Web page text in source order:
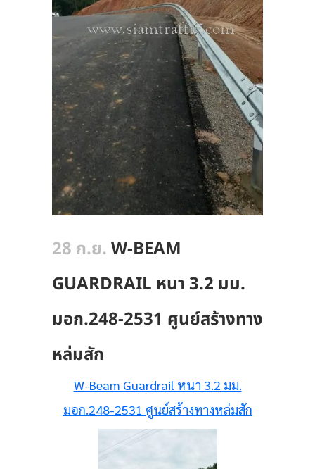
28 ก.ย.W-BEAM
GUARDRAIL หนา 3.2 มม.
มอก.248-2531 ศูนย์สร้างทาง
หล่มสัก
W-Beam Guardrail หนา 3.2 มม.
มอก.248-2531 ศูนย์สร้างทางหล่มสัก